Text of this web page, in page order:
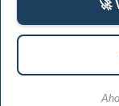
🚀